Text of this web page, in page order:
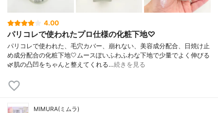
4.00
パリコレで使われたプロ仕様の化粧下地♡
パリコレで使われた、毛穴カバー、崩れない、美容成分配合、日焼け止
め成分配合の化粧下地🤍ムースぽいふわふわな下地で少量でよく伸びる
🌿肌の凸凹をちゃんと整えてくれる…続きを見る
MIMURA(ミムラ)